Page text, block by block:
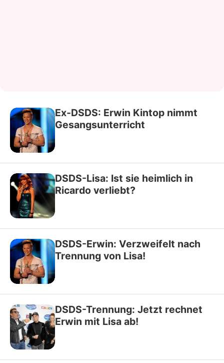
Ex-DSDS: Erwin Kintop nimmt
Gesangsunterricht
DSDS-Lisa: Ist sie heimlich in
Ricardo verliebt?
DSDS-Erwin: Verzweifelt nach
Trennung von Lisa!
DSDS-Trennung: Jetzt rechnet
Erwin mit Lisa ab!